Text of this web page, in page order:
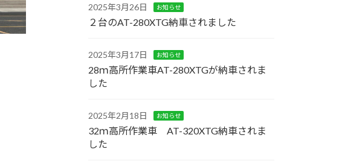
2025年3月26日 お知らせ
２台のAT-280XTG納車されました
2025年3月17日 お知らせ
28ｍ高所作業車AT-280XTGが納車されま
した
2025年2月18日 お知らせ
32ｍ高所作業車 AT-320XTG納車されま
した